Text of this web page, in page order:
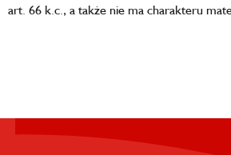
art. 66 k.c., a także nie ma charakteru